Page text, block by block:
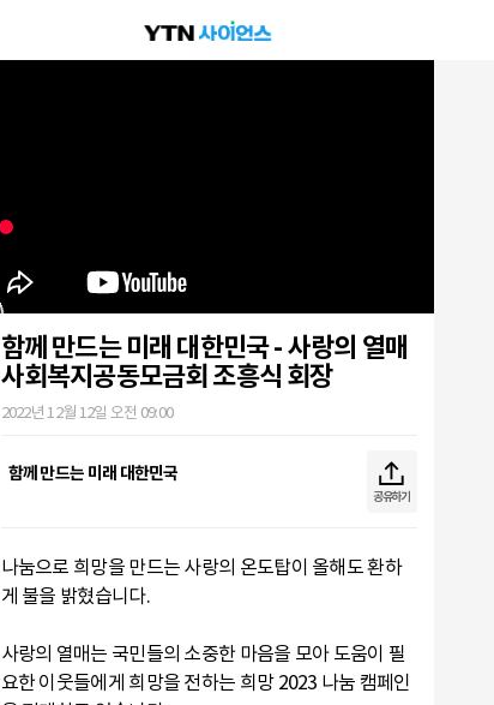
함께 만드는 미래 대한민국 - 사랑의 열매
사회복지공동모금회 조흥식 회장
2022년 12월 12일 오전 09:00
함께 만드는 미래 대한민국
공유하기
나눔으로 희망을 만드는 사랑의 온도탑이 올해도 환하
게 불을 밝혔습니다.
사랑의 열매는 국민들의 소중한 마음을 모아 도움이 필
요한 이웃들에게 희망을 전하는 희망 2023 나눔 캠페인